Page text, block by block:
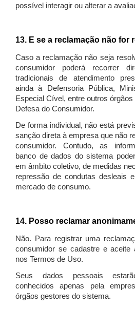
possível interagir ou alterar a
13. E se a reclamação não for
Caso a reclamação não seja
consumidor poderá recorrer
tradicionais de atendimento
ainda à Defensoria Pública,
Especial Cível, entre outros
Defesa do Consumidor.
De forma individual, não está
sanção direta à empresa que não
consumidor. Contudo, as
banco de dados do sistema
em âmbito coletivo, de medidas
repressão de condutas desleais
mercado de consumo.
14. Posso reclamar
Não. Para registrar uma
consumidor se cadastre e aceite
nos Termos de Uso.
Seus dados pessoais
conhecidos apenas pela
órgãos gestores do sistema.